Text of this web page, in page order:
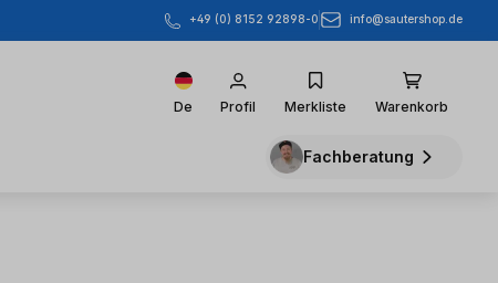
+49 (0) 8152 92898-0 info@sautershop.de
De Profil Merkliste Warenkorb
Fachberatung